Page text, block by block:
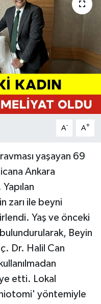
A- A+
yaşayan 69
Ankara
zarı ile beyni
Yaş ve önceki
Beyin
Dr. Halil Can
etti. Lokal
yöntemiyle